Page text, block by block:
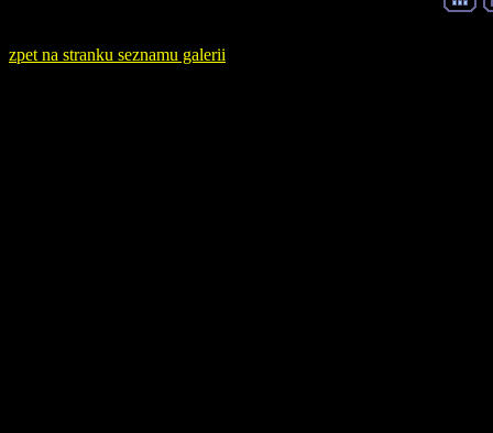
zpet na stranku seznamu galerii